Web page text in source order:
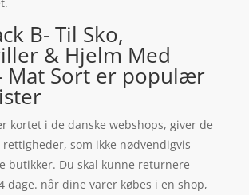
B- Til Sko,
& Hjelm Med
Mat Sort er populær
kortet i de danske webshops, giver de
som ikke nødvendigvis
butikker. Du skal kunne returnere
dage. når dine varer købes i en shop,